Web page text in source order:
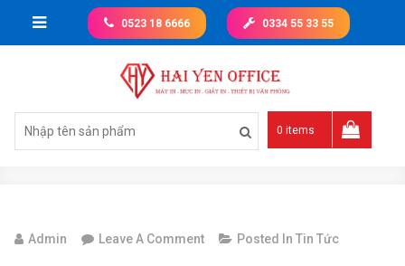
0523 18 6666 0334 55 33 55
Giá tốt nhất thị trường
0 items
Admin Leave A CommentOn
Posted In Tin Tức